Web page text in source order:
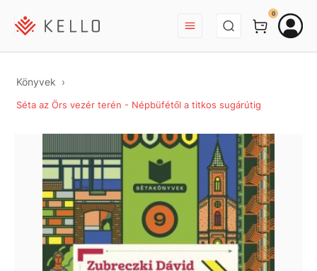
BEJELENTKEZÉS
0
Könyvek
Séta az Örs vezér terén - Népbüfétől a titkos sugárútig